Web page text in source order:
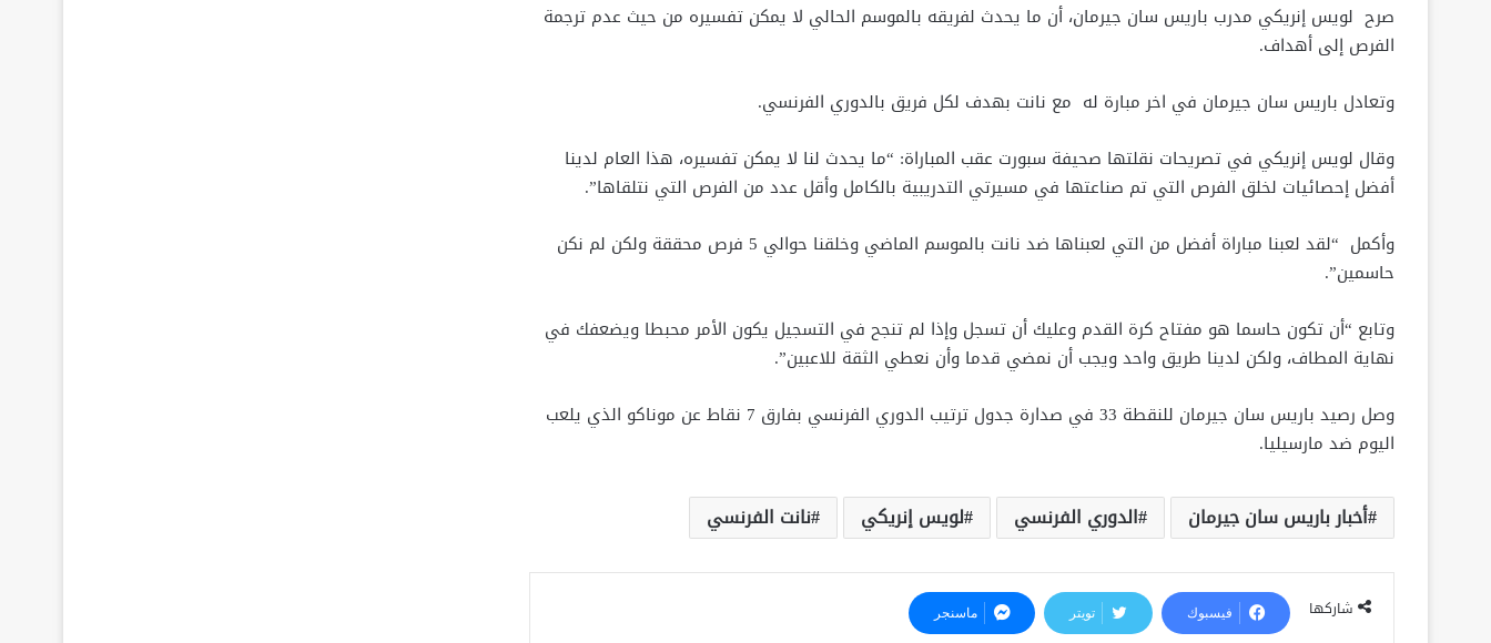
صرح لويس إنريكي مدرب باريس سان جيرمان، أن ما يحدث لفريقه بالموسم الحالي لا يمكن تفسيره من حيث عدم ترجمة
الفرص إلى أهداف.
وتعادل باريس سان جيرمان في اخر مبارة له مع نانت بهدف لكل فريق بالدوري الفرنسي.
وقال لويس إنريكي في تصريحات نقلتها صحيفة سبورت عقب المباراة: “ما يحدث لنا لا يمكن تفسيره، هذا العام لدينا
أفضل إحصائيات لخلق الفرص التي تم صناعتها في مسيرتي التدريبية بالكامل وأقل عدد من الفرص التي نتلقاها”.
وأكمل “لقد لعبنا مباراة أفضل من التي لعبناها ضد نانت بالموسم الماضي وخلقنا حوالي 5 فرص محققة ولكن لم نكن
حاسمين”.
وتابع “أن تكون حاسما هو مفتاح كرة القدم وعليك أن تسجل وإذا لم تنجح في التسجيل يكون الأمر محبطا ويضعفك في
نهاية المطاف، ولكن لدينا طريق واحد ويجب أن نمضي قدما وأن نعطي الثقة للاعبين”.
وصل رصيد باريس سان جيرمان للنقطة 33 في صدارة جدول ترتيب الدوري الفرنسي بفارق 7 نقاط عن موناكو الذي يلعب
اليوم ضد مارسيليا.
أخبار باريس سان جيرمان الدوري الفرنسي لويس إنريكي نانت الفرنسي
شاركها فيسبوك تويتر ماسنجر